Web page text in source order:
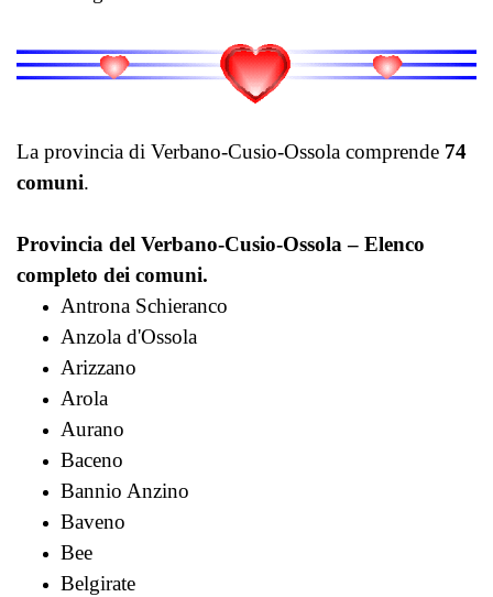
La provincia di Verbano-Cusio-Ossola comprende 74
comuni.
Provincia del Verbano-Cusio-Ossola – Elenco
completo dei comuni.
Antrona Schieranco
Anzola d'Ossola
Arizzano
Arola
Aurano
Baceno
Bannio Anzino
Baveno
Bee
Belgirate